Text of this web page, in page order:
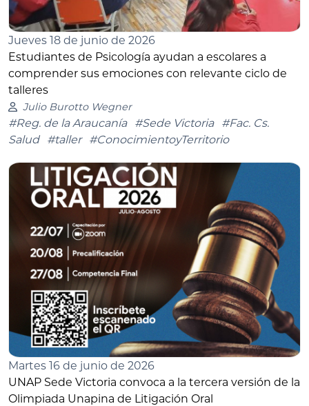
Jueves 18 de junio de 2026
Estudiantes de Psicología ayudan a escolares a
comprender sus emociones con relevante ciclo de
talleres
Julio Burotto Wegner
#Reg. de la Araucanía #Sede Victoria
#Fac. Cs.
Salud
#taller #ConocimientoyTerritorio
Martes 16 de junio de 2026
UNAP Sede Victoria convoca a la tercera versión de la
Olimpiada Unapina de Litigación Oral